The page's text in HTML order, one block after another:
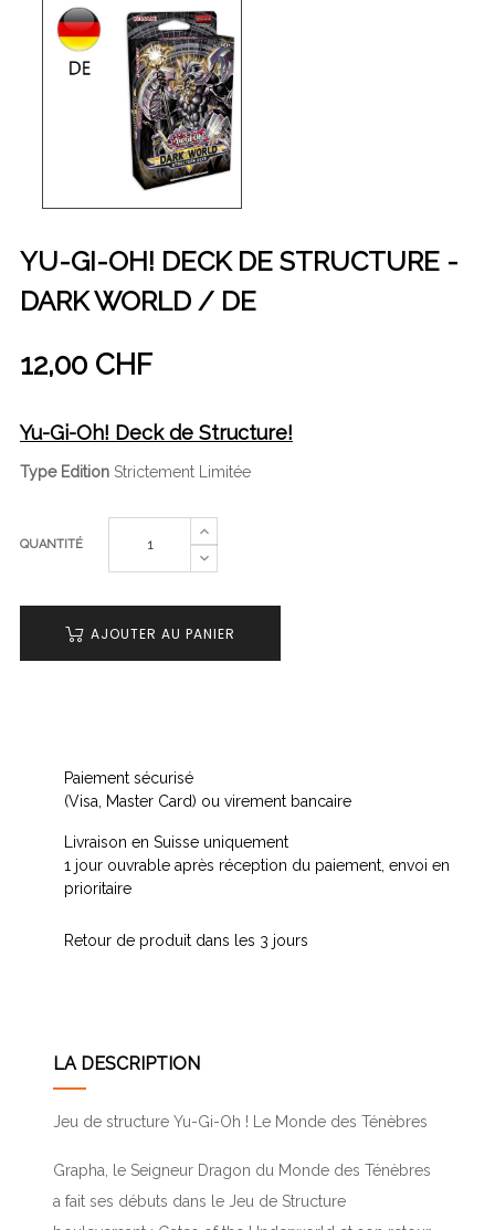
YU-GI-OH! DECK DE STRUCTURE -
DARK WORLD / DE
12,00 CHF
Yu-Gi-Oh! Deck de Structure!
Type Edition Strictement Limitée
QUANTITÉ
AJOUTER AU PANIER
Paiement sécurisé
(Visa, Master Card) ou virement bancaire
Livraison en Suisse uniquement
1 jour ouvrable après réception du paiement, envoi en
prioritaire
Retour de produit dans les 3 jours
LA DESCRIPTION
Jeu de structure Yu-Gi-Oh ! Le Monde des Ténèbres
Grapha, le Seigneur Dragon du Monde des Ténèbres
a fait ses débuts dans le Jeu de Structure